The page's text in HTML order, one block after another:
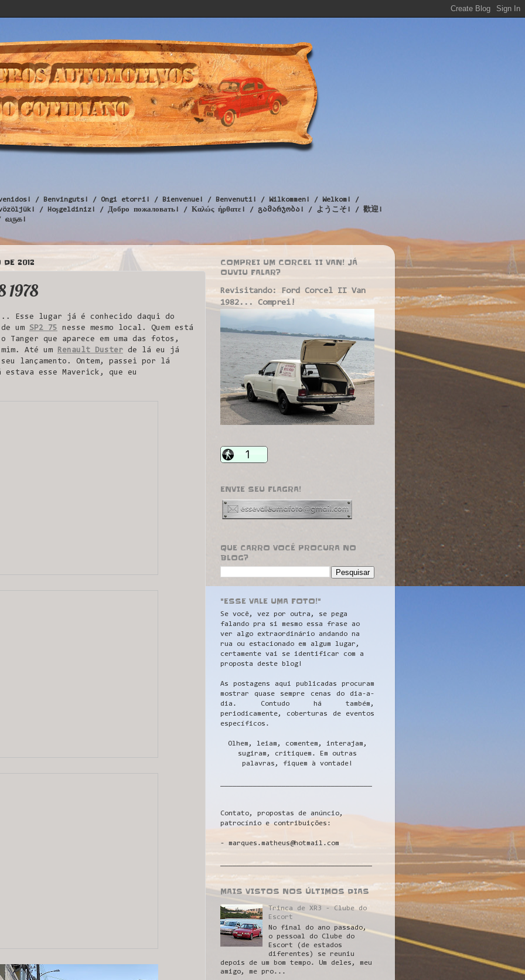
/ Benvinguts! / Ongi etorri! / Bienvenue! / Benvenuti! / Wilkommen! / Welkom! /
/ Hoşgeldiniz! / Добро пожаловать! / Καλώς ήρθατε! / გამარჯობა! / ようこそ! / 歡迎!
வருக!
2012
1978
Esse lugar já é conhecido daqui do
um SP2 75 nesse mesmo local. Quem está
Tanger que aparece em uma das fotos,
Até um Renault Duster de lá eu já
lançamento. Ontem, passei por lá
estava esse Maverick, que eu
COMPREI UM CORCEL II VAN! JÁ
OUVIU FALAR?
Revisitando: Ford Corcel II Van
1982... Comprei!
ENVIE SEU FLAGRA!
QUE CARRO VOCÊ PROCURA NO
BLOG?
"ESSE VALE UMA FOTO!"
Se você, vez por outra, se pega
falando pra si mesmo essa frase ao
ver algo extraordinário andando na
rua ou estacionado em algum lugar,
certamente vai se identificar com a
proposta deste blog!
As postagens aqui publicadas procuram
mostrar quase sempre cenas do dia-a-
dia. Contudo há também,
periodicamente, coberturas de eventos
específicos.
Olhem, leiam, comentem, interajam,
sugiram, critiquem. Em outras
palavras, fiquem à vontade!
Contato, propostas de anúncio,
patrocínio e contribuições:
- marques.matheus@hotmail.com
MAIS VISTOS NOS ÚLTIMOS DIAS
Trinca de XR3 - Clube do
Escort
No final do ano passado,
o pessoal do Clube do
Escort (de estados
diferentes) se reuniu
depois de um bom tempo. Um deles, meu
amigo, me pro...